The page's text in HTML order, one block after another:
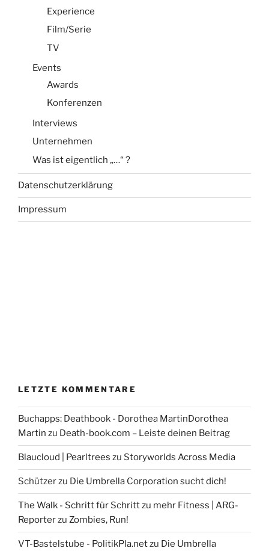
Experience
Film/Serie
TV
Events
Awards
Konferenzen
Interviews
Unternehmen
Was ist eigentlich „…“ ?
Datenschutzerklärung
Impressum
LETZTE KOMMENTARE
Buchapps: Deathbook - Dorothea MartinDorothea
Martin zu Death-book.com – Leiste deinen Beitrag
Blaucloud | Pearltrees zu Storyworlds Across Media
Schützerzu Die Umbrella Corporation sucht dich!
The Walk - Schritt für Schritt zu mehr Fitness | ARG-
Reporterzu Zombies, Run!
VT-Bastelstube - PolitikPla.netzu Die Umbrella